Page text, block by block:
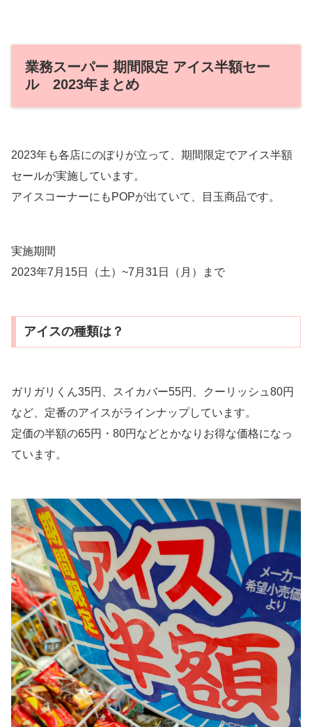
業務スーパー 期間限定 アイス半額セー
ル 2023年まとめ
2023年も各店にのぼりが立って、期間限定でアイス半額
セールが実施しています。
アイスコーナーにもPOPが出ていて、目玉商品です。
実施期間
2023年7月15日（土）~7月31日（月）まで
アイスの種類は？
ガリガリくん35円、スイカバー55円、クーリッシュ80円
など、定番のアイスがラインナップしています。
定価の半額の65円・80円などとかなりお得な価格になっ
ています。